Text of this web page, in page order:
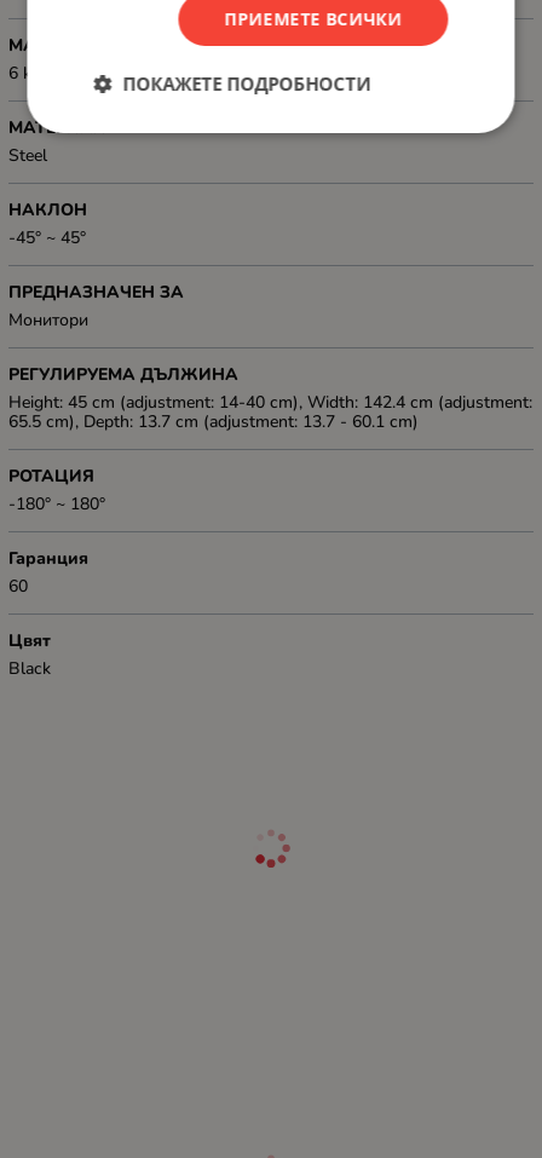
МАКСИМАЛНО НАТОВАРВАНЕ, КГ
6 kg (per screen)
МАТЕРИАЛ
Steel
НАКЛОН
-45° ~ 45°
ПРЕДНАЗНАЧЕН ЗА
Mонитори
РЕГУЛИРУЕМА ДЪЛЖИНА
Height: 45 cm (adjustment: 14-40 cm), Width: 142.4 cm (adjustment:
65.5 cm), Depth: 13.7 cm (adjustment: 13.7 - 60.1 cm)
РОТАЦИЯ
-180° ~ 180°
Гаранция
60
Цвят
Black
ПРИЕМЕТЕ ВСИЧКИ
ПОКАЖЕТЕ ПОДРОБНОСТИ